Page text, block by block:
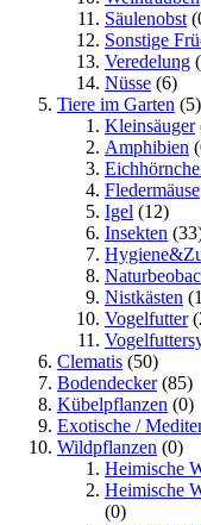
Säulenobst
Sonstige
Veredelung
Nüsse (6)
Tiere im Garten (5)
Kleinsäuger
Amphibien
Fledermäuse
Igel (12)
Insekten
Nistkästen
Vogelfutter
Clematis (50)
Bodendecker(85)
Kübelpflanzen (0)
Exotische /
Wildpflanzen (0)
Heimische
Heimische
(0)